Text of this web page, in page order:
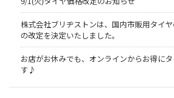
株式会社ブリヂストンは、国内市販用タイ
の改定を決定いたしました。
お店がお休みでも、オンラインからお得に
す♪